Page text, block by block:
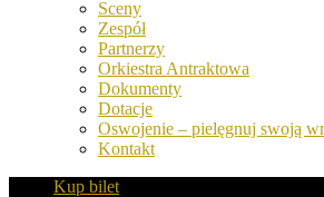
Sceny
Zespół
Partnerzy
Orkiestra Antraktowa
Dokumenty
Dotacje
Oswojenie – pielęgnuj swoją
Kontakt
Kup bilet